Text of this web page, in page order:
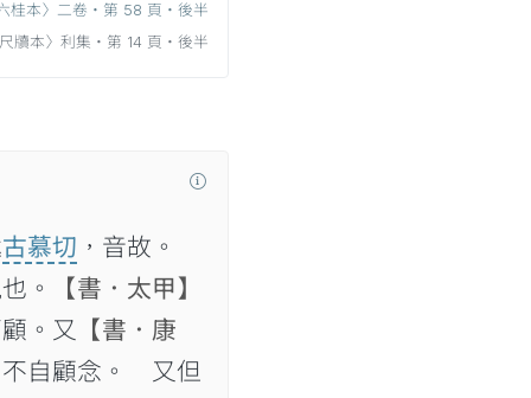
桂本〉二卷‧第 58 頁‧後半
牘本〉利集‧第 14 頁‧後半
古慕切 ，音故。
。
【書．太甲】
。又
【書．康
不自顧念。 又但